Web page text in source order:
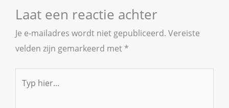
Laat een reactie achter
Je e-mailadres wordt niet gepubliceerd. Vereiste
velden zijn gemarkeerd met *
hier...